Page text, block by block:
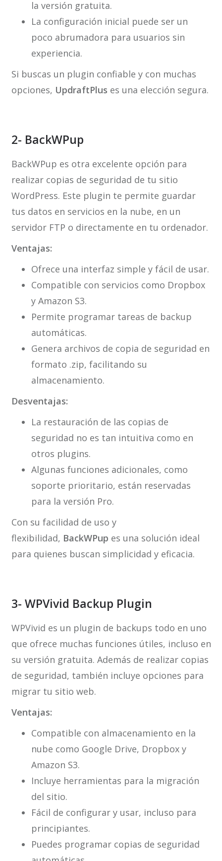
la versión gratuita.
La configuración inicial puede ser un
poco abrumadora para usuarios sin
experiencia.
Si buscas un plugin confiable y con muchas
opciones, UpdraftPlus es una elección segura.
2- BackWPup
BackWPup es otra excelente opción para
realizar copias de seguridad de tu sitio
WordPress. Este plugin te permite guardar
tus datos en servicios en la nube, en un
servidor FTP o directamente en tu ordenador.
Ventajas:
Ofrece una interfaz simple y fácil de usar.
Compatible con servicios como Dropbox
y Amazon S3.
Permite programar tareas de backup
automáticas.
Genera archivos de copia de seguridad en
formato .zip, facilitando su
almacenamiento.
Desventajas:
La restauración de las copias de
seguridad no es tan intuitiva como en
otros plugins.
Algunas funciones adicionales, como
soporte prioritario, están reservadas
para la versión Pro.
Con su facilidad de uso y
flexibilidad, BackWPup es una solución ideal
para quienes buscan simplicidad y eficacia.
3- WPVivid Backup Plugin
WPVivid es un plugin de backups todo en uno
que ofrece muchas funciones útiles, incluso en
su versión gratuita. Además de realizar copias
de seguridad, también incluye opciones para
migrar tu sitio web.
Ventajas:
Compatible con almacenamiento en la
nube como Google Drive, Dropbox y
Amazon S3.
Incluye herramientas para la migración
del sitio.
Fácil de configurar y usar, incluso para
principiantes.
Puedes programar copias de seguridad